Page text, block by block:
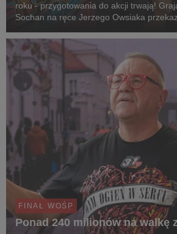
roku - przygotowania do akcji trwają!
Sochan na ręce Jerzego Owsiaka
FINAŁ WOŚP
Ponad 240 milionów na walkę